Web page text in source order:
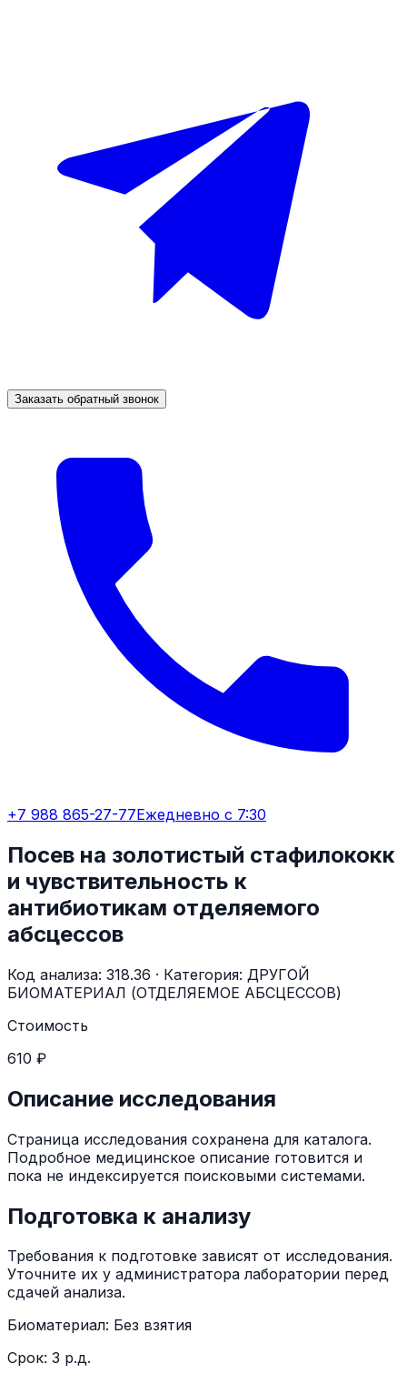
Заказать обратный звонок
+7 988 865-27-77Ежедневно с 7:30
Посев на золотистый стафилококк
и чувствительность к
антибиотикам отделяемого
абсцессов
Код анализа: 318.36 · Категория: ДРУГОЙ
БИОМАТЕРИАЛ (ОТДЕЛЯЕМОЕ АБСЦЕССОВ)
Стоимость
610 ₽
Описание исследования
Страница исследования сохранена для каталога.
Подробное медицинское описание готовится и
пока не индексируется поисковыми системами.
Подготовка к анализу
Требования к подготовке зависят от исследования.
Уточните их у администратора лаборатории перед
сдачей анализа.
Биоматериал: Без взятия
Срок: 3 р.д.